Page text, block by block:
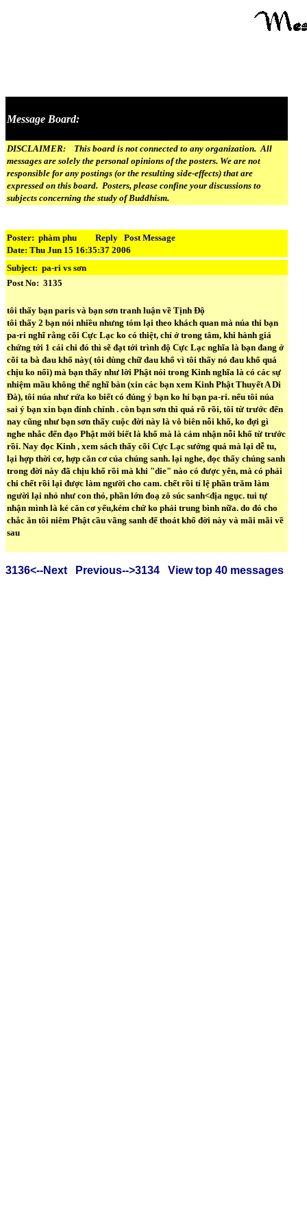
Message Board:
DISCLAIMER: This board is not connected to any organization. All
messages are solely the personal opinions of the posters. We are not
responsible for any postings (or the resulting side-effects) that are
expressed on this board. Posters, please confine your discussions to
subjects concerning the study of Buddhism.
Poster: phàm phu Reply Post Message
Date: Thu Jun 15 16:35:37 2006
Subject: pa-ri vs sơn
Post No: 3135
tôi thấy bạn paris và bạn sơn tranh luận về Tịnh Độ
tôi thấy 2 bạn nói nhiều nhưng tóm lại theo khách quan mà núa thi bạn
pa-ri nghĩ rằng cõi Cực Lạc ko có thiệt, chỉ ở trong tâm, khi hành giả
chứng tới 1 cái chi đó thì sẽ đạt tới trình độ Cực Lạc nghĩa là bạn đang ở
cõi ta bà đau khổ này( tôi dùng chữ đau khổ vì tôi thấy nó đau khổ quá
chịu ko nổi) mà bạn thấy như lời Phật nói trong Kinh nghĩa là có các sự
nhiệm mầu không thể nghĩ bàn (xin các bạn xem Kinh Phật Thuyết A Di
Đà), tôi núa như rứa ko biết có đúng ý bạn ko hỉ bạn pa-ri. nếu tôi núa
sai ý bạn xin bạn đính chính . còn bạn sơn thì quá rõ rồi, tôi từ trước đến
nay cũng như bạn sơn thấy cuộc đời này là vô biên nỗi khổ, ko đợi gì
nghe nhắc đến đạo Phật mới biết là khổ mà là cảm nhận nỗi khổ từ trước
rồi. Nay đọc Kinh , xem sách thấy cõi Cực Lạc sướng quá mà lại dễ tu,
lại hợp thời cơ, hợp căn cơ của chúng sanh. lại nghe, đọc thấy chúng sanh
trong đời này đã chịu khổ rồi mà khi "die" nào có được yên, mà có phải
chi chết rồi lại được làm người cho cam. chết rồi tỉ lệ phần trăm làm
người lại nhỏ như con thỏ, phần lớn đoạ zô súc sanh<địa ngục. tui tự
nhận mình là kẻ căn cơ yếu,kém chứ ko phải trung bình nữa. do đó cho
chắc ăn tôi niêm Phật cầu vãng sanh để thoát khổ đời này và mãi mãi về
sau
3136<--Next Previous-->3134 View top 40 messages